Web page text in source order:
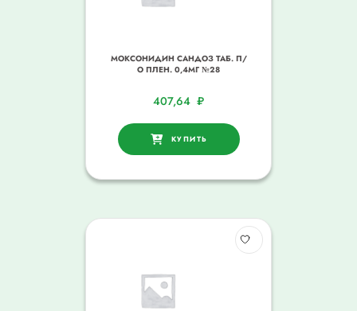
МОКСОНИДИН САНДОЗ ТАБ. П/
О ПЛЕН. 0,4МГ №28
407,64 ₽
КУПИТЬ